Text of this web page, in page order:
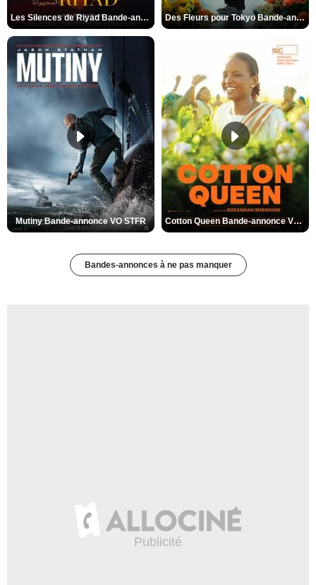
Les Silences de Riyad Bande-annonce VO STFR Des Fleurs pour Tokyo Bande-annonce VO STFR
Mutiny Bande-annonce VO STFR Cotton Queen Bande-annonce VO STFR
Bandes-annonces à ne pas manquer